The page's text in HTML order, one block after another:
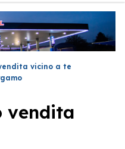
vicino a te
vendita